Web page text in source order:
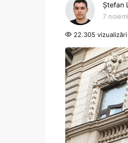
Ștefan
7
22.305 vizualizări